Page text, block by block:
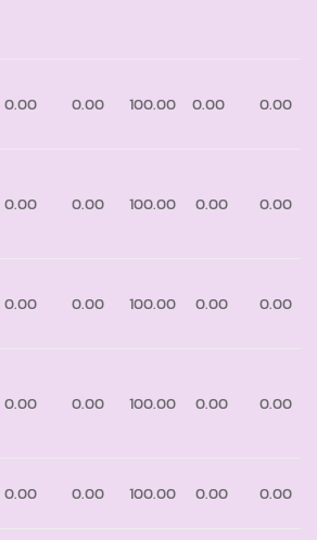
0.00 0.00 100.00 0.00 0.00
0.00 0.00 100.00 0.00 0.00
0.00 0.00 100.00 0.00 0.00
0.00 0.00 100.00 0.00 0.00
0.00 0.00 100.00 0.00 0.00